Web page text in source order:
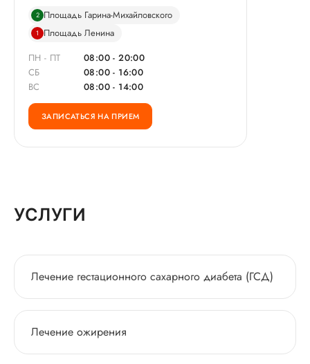
2 Площадь Гарина-Михайловского
1
Площадь Ленина
ПН - ПТ
08:00 - 20:00
СБ
08:00 - 16:00
ВС
08:00 - 14:00
ЗАПИСАТЬСЯ НА ПРИЕМ
УСЛУГИ
Лечение гестационного сахарного диабета (ГСД)
Лечение ожирения